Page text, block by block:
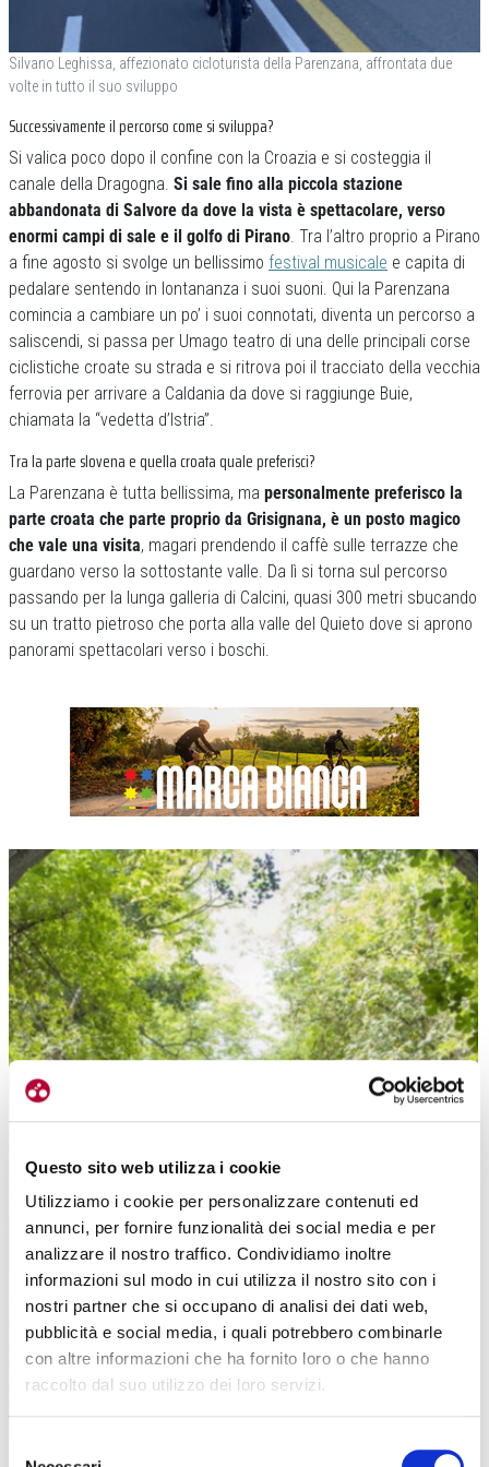
Questo sito web utilizza i cookie
Utilizziamo i cookie per personalizzare contenuti ed
annunci, per fornire funzionalità dei social media e per
analizzare il nostro traffico. Condividiamo inoltre
informazioni sul modo in cui utilizza il nostro sito con i
nostri partner che si occupano di analisi dei dati web,
pubblicità e social media, i quali potrebbero combinarle
con altre informazioni che ha fornito loro o che hanno
raccolto dal suo utilizzo dei loro servizi.
Silvano Leghissa, affezionato cicloturista della Parenzana, affrontata due
volte in tutto il suo sviluppo
Successivamente il percorso come si sviluppa?
Si valica poco dopo il confine con la Croazia e si costeggia il
canale della Dragogna. Si sale fino alla piccola stazione
abbandonata di Salvore da dove la vista è spettacolare, verso
enormi campi di sale e il golfo di Pirano. Tra l’altro proprio a Pirano
a fine agosto si svolge un bellissimo festival musicale e capita di
pedalare sentendo in lontananza i suoi suoni. Qui la Parenzana
comincia a cambiare un po’ i suoi connotati, diventa un percorso a
saliscendi, si passa per Umago teatro di una delle principali corse
ciclistiche croate su strada e si ritrova poi il tracciato della vecchia
ferrovia per arrivare a Caldania da dove si raggiunge Buie,
chiamata la “vedetta d’Istria”.
Tra la parte slovena e quella croata quale preferisci?
La Parenzana è tutta bellissima, ma personalmente preferisco la
parte croata che parte proprio da Grisignana, è un posto magico
che vale una visita, magari prendendo il caffè sulle terrazze che
guardano verso la sottostante valle. Da lì si torna sul percorso
passando per la lunga galleria di Calcini, quasi 300 metri sbucando
su un tratto pietroso che porta alla valle del Quieto dove si aprono
panorami spettacolari verso i boschi.